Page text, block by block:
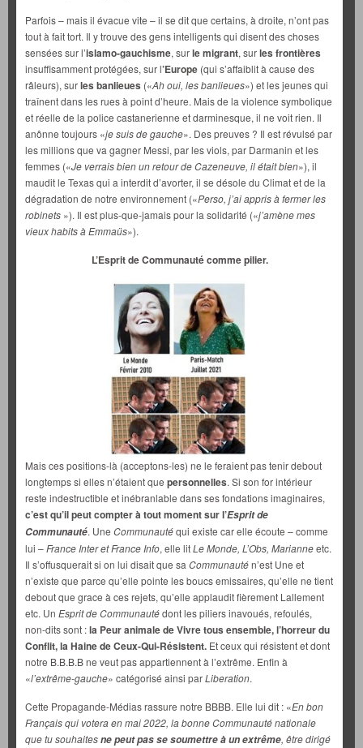
Parfois – mais il évacue vite – il se dit que certains, à droite, n’ont pas
tout à fait tort. Il y trouve des gens intelligents qui disent des choses
sensées sur l’islamo-gauchisme, surle migrant, surles frontières
insuffisamment protégées, sur l’Europe (qui s’affaiblit à cause des
râleurs), surles banlieues («Ah oui, les banlieues») et les jeunes qui
traînent dans les rues à point d’heure. Mais de la violence symbolique
et réelle de la police castanerienne et darminesque, il ne voit rien. Il
anônne toujours «je suis de gauche». Des preuves ? Il est révulsé par
les millions que va gagner Messi, par les viols, par Darmanin et les
femmes («Je verrais bien un retour de Cazeneuve, il était bien»), il
maudit le Texas qui a interdit d’avorter, il se désole du Climat et de la
dégradation de notre environnement («Perso, j’ai appris à fermer les
robinets »). Il est plus-que-jamais pour la solidarité («j’amène mes
vieux habits à Emmaüs»).
L’Esprit de Communauté comme pilier.
Mais ces positions-là (acceptons-les) ne le feraient pas tenir debout
longtemps si elles n’étaient que personnelles. Si son for intérieur
reste indestructible et inébranlable dans ses fondations imaginaires,
c’est qu’il peut compter à tout moment sur l’Esprit de
Communauté. Une Communautéqui existe car elle écoute – comme
lui –France Inter et France Info, elle litLe Monde, L’Obs, Marianneetc.
Il s’offusquerait si on lui disait que sa Communautén’est Une et
n’existe que parce qu’elle pointe les boucs emissaires, qu’elle ne tient
debout que grace à ces rejets, qu’elle applaudit fièrement Lallement
etc. Un Esprit de Communautédont les piliers inavoués, refoulés,
non-dits sont :la Peur animale de Vivre tous ensemble, l’horreur du
Conflit, la Haine de Ceux-Qui-Résistent. Et ceux qui résistent et dont
notre B.B.B.B ne veut pas appartiennent à l’extrême. Enfin à
«l’extrême-gauche» catégorisé ainsi parLiberation.
Cette Propagande-Médias rassure notre BBBB. Elle lui dit : «En bon
Français qui votera en mai 2022, la bonne Communauté nationale
que tu souhaitesne peut pas se soumettre à un extrême, être dirigé